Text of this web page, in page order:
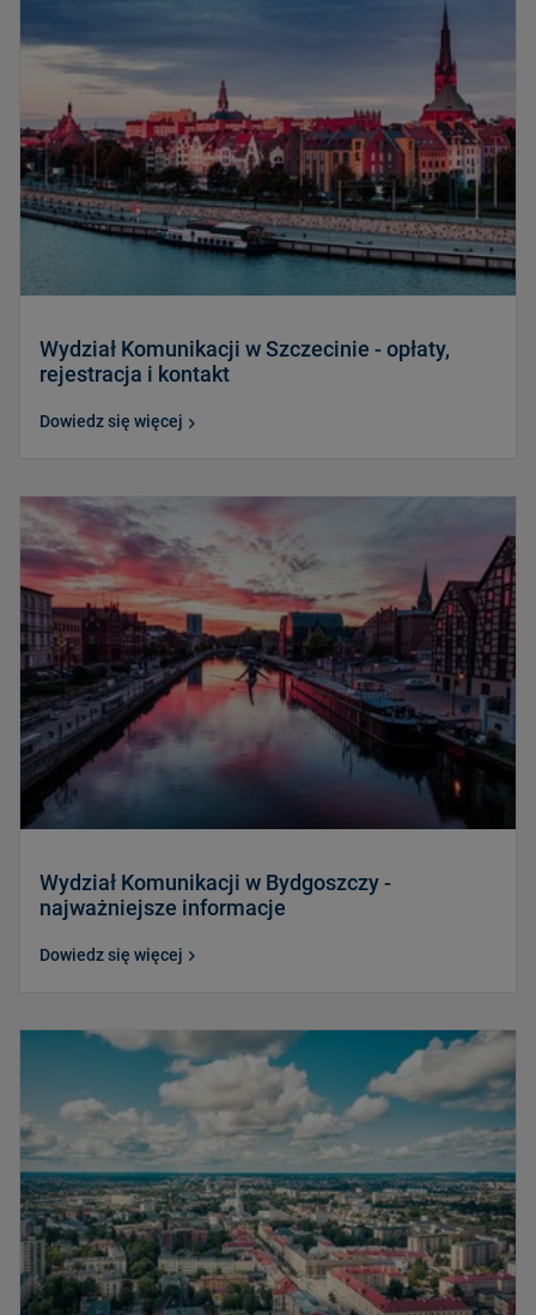
Wydział Komunikacji w Szczecinie - opłaty,
rejestracja i kontakt
Dowiedz się więcej
Wydział Komunikacji w Bydgoszczy -
najważniejsze informacje
Dowiedz się więcej